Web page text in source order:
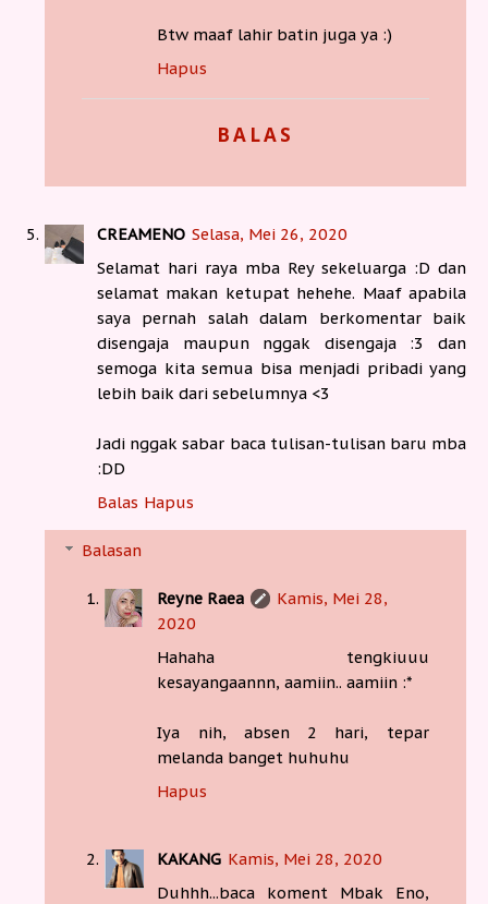
Btw maaf lahir batin juga ya :)
Hapus
BALAS
CREAMENO Selasa, Mei 26, 2020
Selamat hari raya mba Rey sekeluarga :D dan
selamat makan ketupat hehehe. Maaf apabila
saya pernah salah dalam berkomentar baik
disengaja maupun nggak disengaja :3 dan
semoga kita semua bisa menjadi pribadi yang
lebih baik dari sebelumnya <3
Jadi nggak sabar baca tulisan-tulisan baru mba
:DD
Balas Hapus
Balasan
Reyne Raea
Kamis, Mei 28,
2020
Hahaha tengkiuuu
kesayangaannn, aamiin.. aamiin :*
Iya nih, absen 2 hari, tepar
melanda banget huhuhu
Hapus
KAKANG Kamis, Mei 28, 2020
Duhhh...baca koment Mbak Eno,